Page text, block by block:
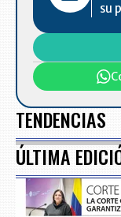
su
TENDENCIAS
ÚLTIMA